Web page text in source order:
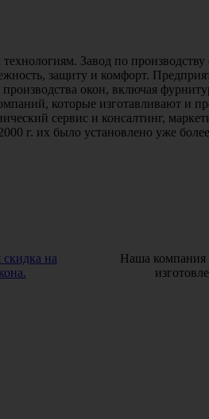
Завод по
защиту и комфорт.
окон, включая
которые изготавливают и
сервис и консалтинг,
г. их было установлено уже
на
Наша компания